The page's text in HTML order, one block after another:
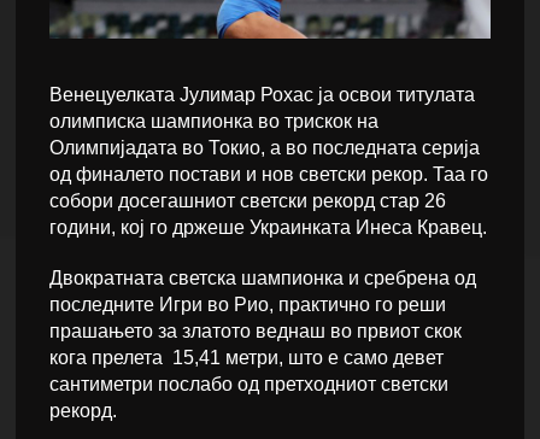
Венецуелката Јулимар Рохас ја освои титулата
олимписка шампионка во трискок на
Олимпијадата во Токио, а во последната серија
од финалето постави и нов светски рекор. Таа го
собори досегашниот светски рекорд стар 26
години, кој го држеше Украинката Инеса Кравец.
Двократната светска шампионка и сребрена од
последните Игри во Рио, практично го реши
прашањето за златото веднаш во првиот скок
кога прелета 15,41 метри, што е само девет
сантиметри послабо од претходниот светски
рекорд.